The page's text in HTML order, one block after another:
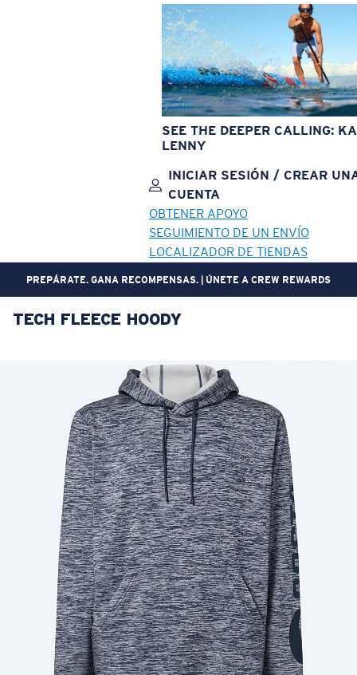
SEE THE DEEPER CALLING:
LENNY
INICIAR SESIÓN / CREAR
CUENTA
OBTENER APOYO
SEGUIMIENTO DE UN ENVÍO
LOCALIZADOR DE TIENDAS
PREPÁRATE. GANA RECOMPENSAS. | ÚNETE A CREW REWARDS
OBJETIVO ACTUALIZADO
Precio:
Cantidad:
Precio: Sin cargo
Cantidad:
TECH FLEECE HOODY